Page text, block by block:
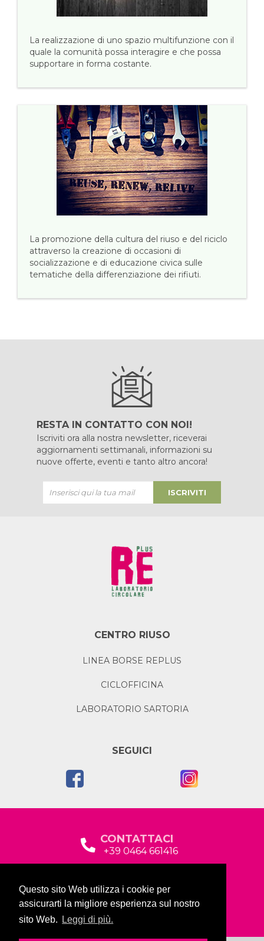
Questo sito Web utilizza i cookie per
assicurarti la migliore esperienza sul nostro
sito Web.
Leggi di più.
La realizzazione di uno spazio multifunzione con il
quale la comunità possa interagire e che possa
supportare in forma costante.
La promozione della cultura del riuso e del riciclo
attraverso la creazione di occasioni di
socializzazione e di educazione civica sulle
tematiche della differenziazione dei rifiuti.
RESTA IN CONTATTO CON NOI!
Iscriviti ora alla nostra newsletter, riceverai
aggiornamenti settimanali, informazioni su
nuove offerte, eventi e tanto altro ancora!
ISCRIVITI
CENTRO RIUSO
LINEA BORSE REPLUS
CICLOFFICINA
LABORATORIO SARTORIA
SEGUICI
CONTATTACI
+39 0464 661416
Via Baltera, 19
38066 Riva del Garda (TN)